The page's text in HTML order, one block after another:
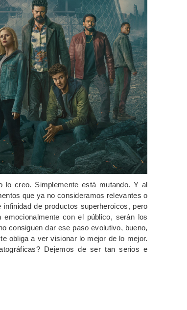
lo creo. Simplemente está mutando. Y al
que ya no consideramos relevantes o
de productos superheroicos, pero
con el público, serán los
consiguen dar ese paso evolutivo, bueno,
obliga a ver visionar lo mejor de lo mejor.
Dejemos de ser tan serios e